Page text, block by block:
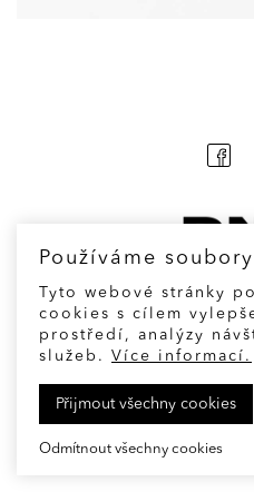
Používáme
Tyto webové stránky
cookies s cílem
prostředí, analýzy
služeb. Více informací.
Přijmout všechny cookies
Odmítnout všechny cookies